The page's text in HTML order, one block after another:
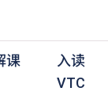
课
入读
VTC